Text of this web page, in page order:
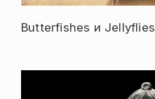
Butterfishes и Jellyflies